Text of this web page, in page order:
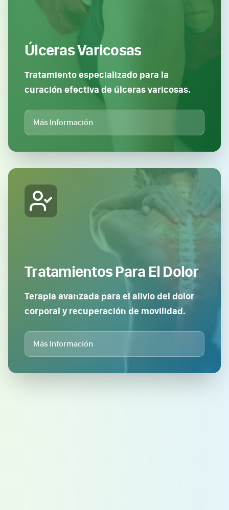
Úlceras Varicosas
Tratamiento especializado para la
curación efectiva de úlceras varicosas.
Más Información
Tratamientos Para El Dolor
Terapia avanzada para el alivio del dolor
corporal y recuperación de movilidad.
Más Información